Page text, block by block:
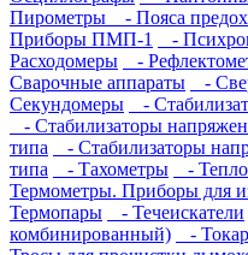
Пирометры
- Пояса
Приборы ПМП-1
-
Расходомеры
-
Сварочные аппараты
-
Секундомеры
-
- Стабилизаторы
типа
- Стабилизаторы
типа
- Тахометры -
Термометры. Приборы для
Термопары
- Течеискатели
комбинированный)
-